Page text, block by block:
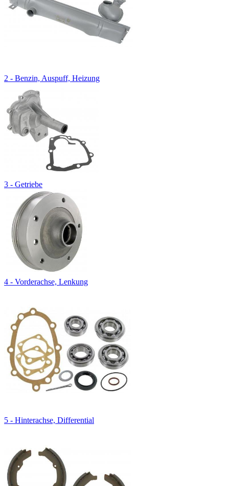
2 - Benzin, Auspuff, Heizung
3 - Getriebe
4 - Vorderachse, Lenkung
5 - Hinterachse, Differential